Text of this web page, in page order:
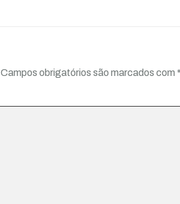
Campos obrigatórios são marcados com